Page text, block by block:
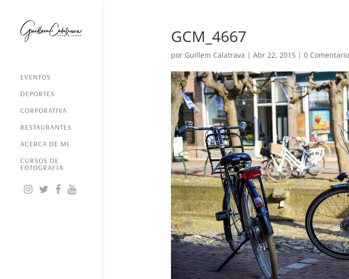
EVENTOS
DEPORTES
CORPORATIVA
RESTAURANTES
ACERCA DE MI
CURSOS DE
FOTOGRAFÍA
GCM_4667
por Guillem Calatrava | Abr 22, 2015| 0